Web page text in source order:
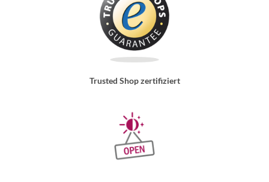
Trusted Shop zertifiziert